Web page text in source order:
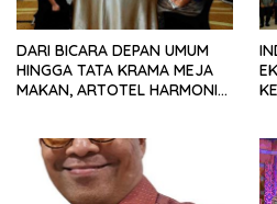
DARI BICARA DEPAN UMUM
HINGGA TATA KRAMA MEJA
MAKAN, ARTOTEL HARMONI